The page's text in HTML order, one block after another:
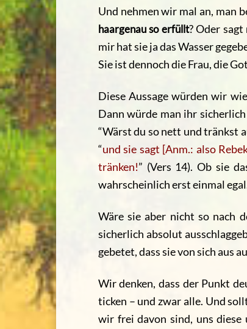
Und nehmen wir mal an, man
haargenau so erfüllt? Oder
mir hat sie ja das Wasser
Sie ist dennoch die Frau, die
Diese Aussage würden wir
Dann würde man ihr
“Wärst du so nett und tränkst
“und sie sagt [Anm.: also
tränken!” (Vers 14). Ob sie
wahrscheinlich erst einmal
Wäre sie aber nicht so nach
sicherlich absolut
gebetet, dass sie von sich aus
Wir denken, dass der Punkt
ticken – und zwar alle. Und
wir frei davon sind, uns diese